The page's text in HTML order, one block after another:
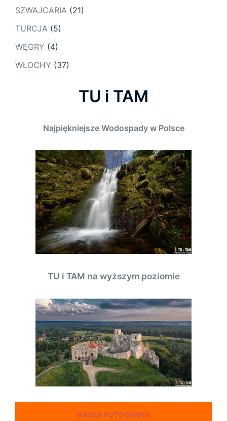
SZWAJCARIA (21)
TURCJA (5)
WĘGRY (4)
WŁOCHY (37)
TU i TAM
Najpiękniejsze Wodospady w Polsce
TU i TAM na wyższym poziomie
NASZA FOTOGRAFIA